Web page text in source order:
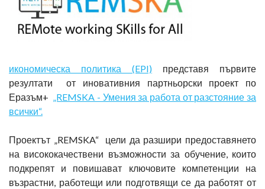
икономическа политика (EPI) представя първите
резултати от иновативния партньорски проект по
Еразъм+ „REMSKA - Умения за работа от разстояние за
всички“.
Проектът „REMSKA“ цели да разшири предоставянето
на висококачествени възможности за обучение, които
подкрепят и повишават ключовите компетенции на
възрастни, работещи или подготвящи се да работят от